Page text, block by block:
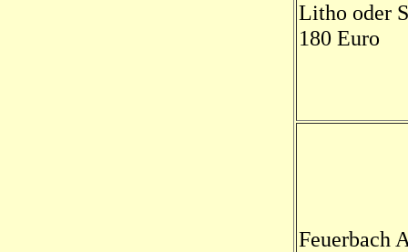
Litho oder
180 Euro
Feuerbach